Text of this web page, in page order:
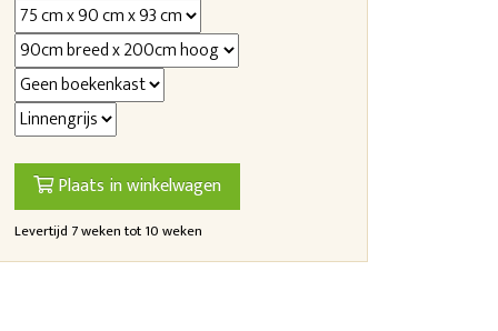
Plaats in winkelwagen
Levertijd 7 weken tot 10 weken